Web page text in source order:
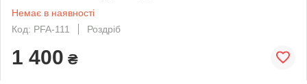
Немає в наявності
Код: PFA-111
Роздріб
1 400 ₴